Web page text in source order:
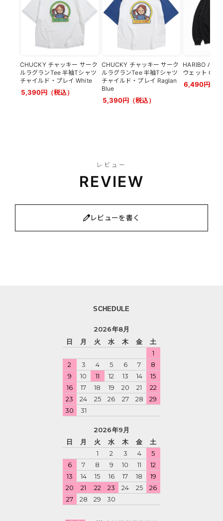
CHUCKY チャッキー サーク
ルラグランTee 半袖Tシャツ
チャイルド・プレイ White
5,390円（税込）
CHUCKY チャッキー サーク
ルラグランTee 半袖Tシャツ
チャイルド・プレイ Raglan
Blue
5,390円（税込）
HARIBO ハリ
ウェット
6,490円（
レビュー
REVIEW
レビューを書く
SCHEDULE
2026年8月
日
月 火 水 木 金
土
1
2
3 4 5 6 7
8
9
10 11 12 13 14
15
16
17 18 19 20 21
22
23
24 25 26 27 28
29
30
31
2026年9月
日
月 火 水 木 金
土
1
2 3 4
5
6
7 8 9 10 11
12
13
14 15 16 17 18
19
20
21 22 23 24 25
26
27
28 29 30